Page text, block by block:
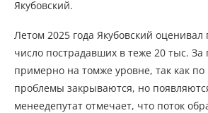
Якубовский.
Летом 2025 года Якубовский
число пострадавших в теже 20 тыс. За
примерно на томже уровне, так как по
проблемы закрываются, но
менеедепутат отмечает, что поток